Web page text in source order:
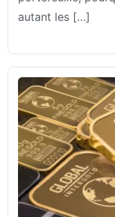
autant les […]